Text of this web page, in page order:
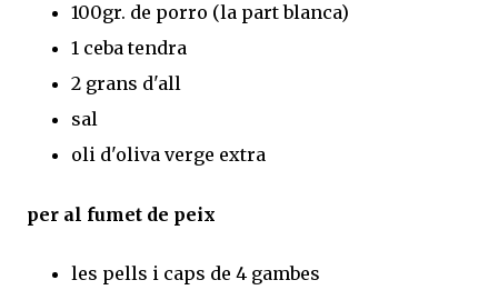
100gr. de porro (la part blanca)
1 ceba tendra
2 grans d'all
sal
oli d'oliva verge extra
per al fumet de peix
les pells i caps de 4 gambes